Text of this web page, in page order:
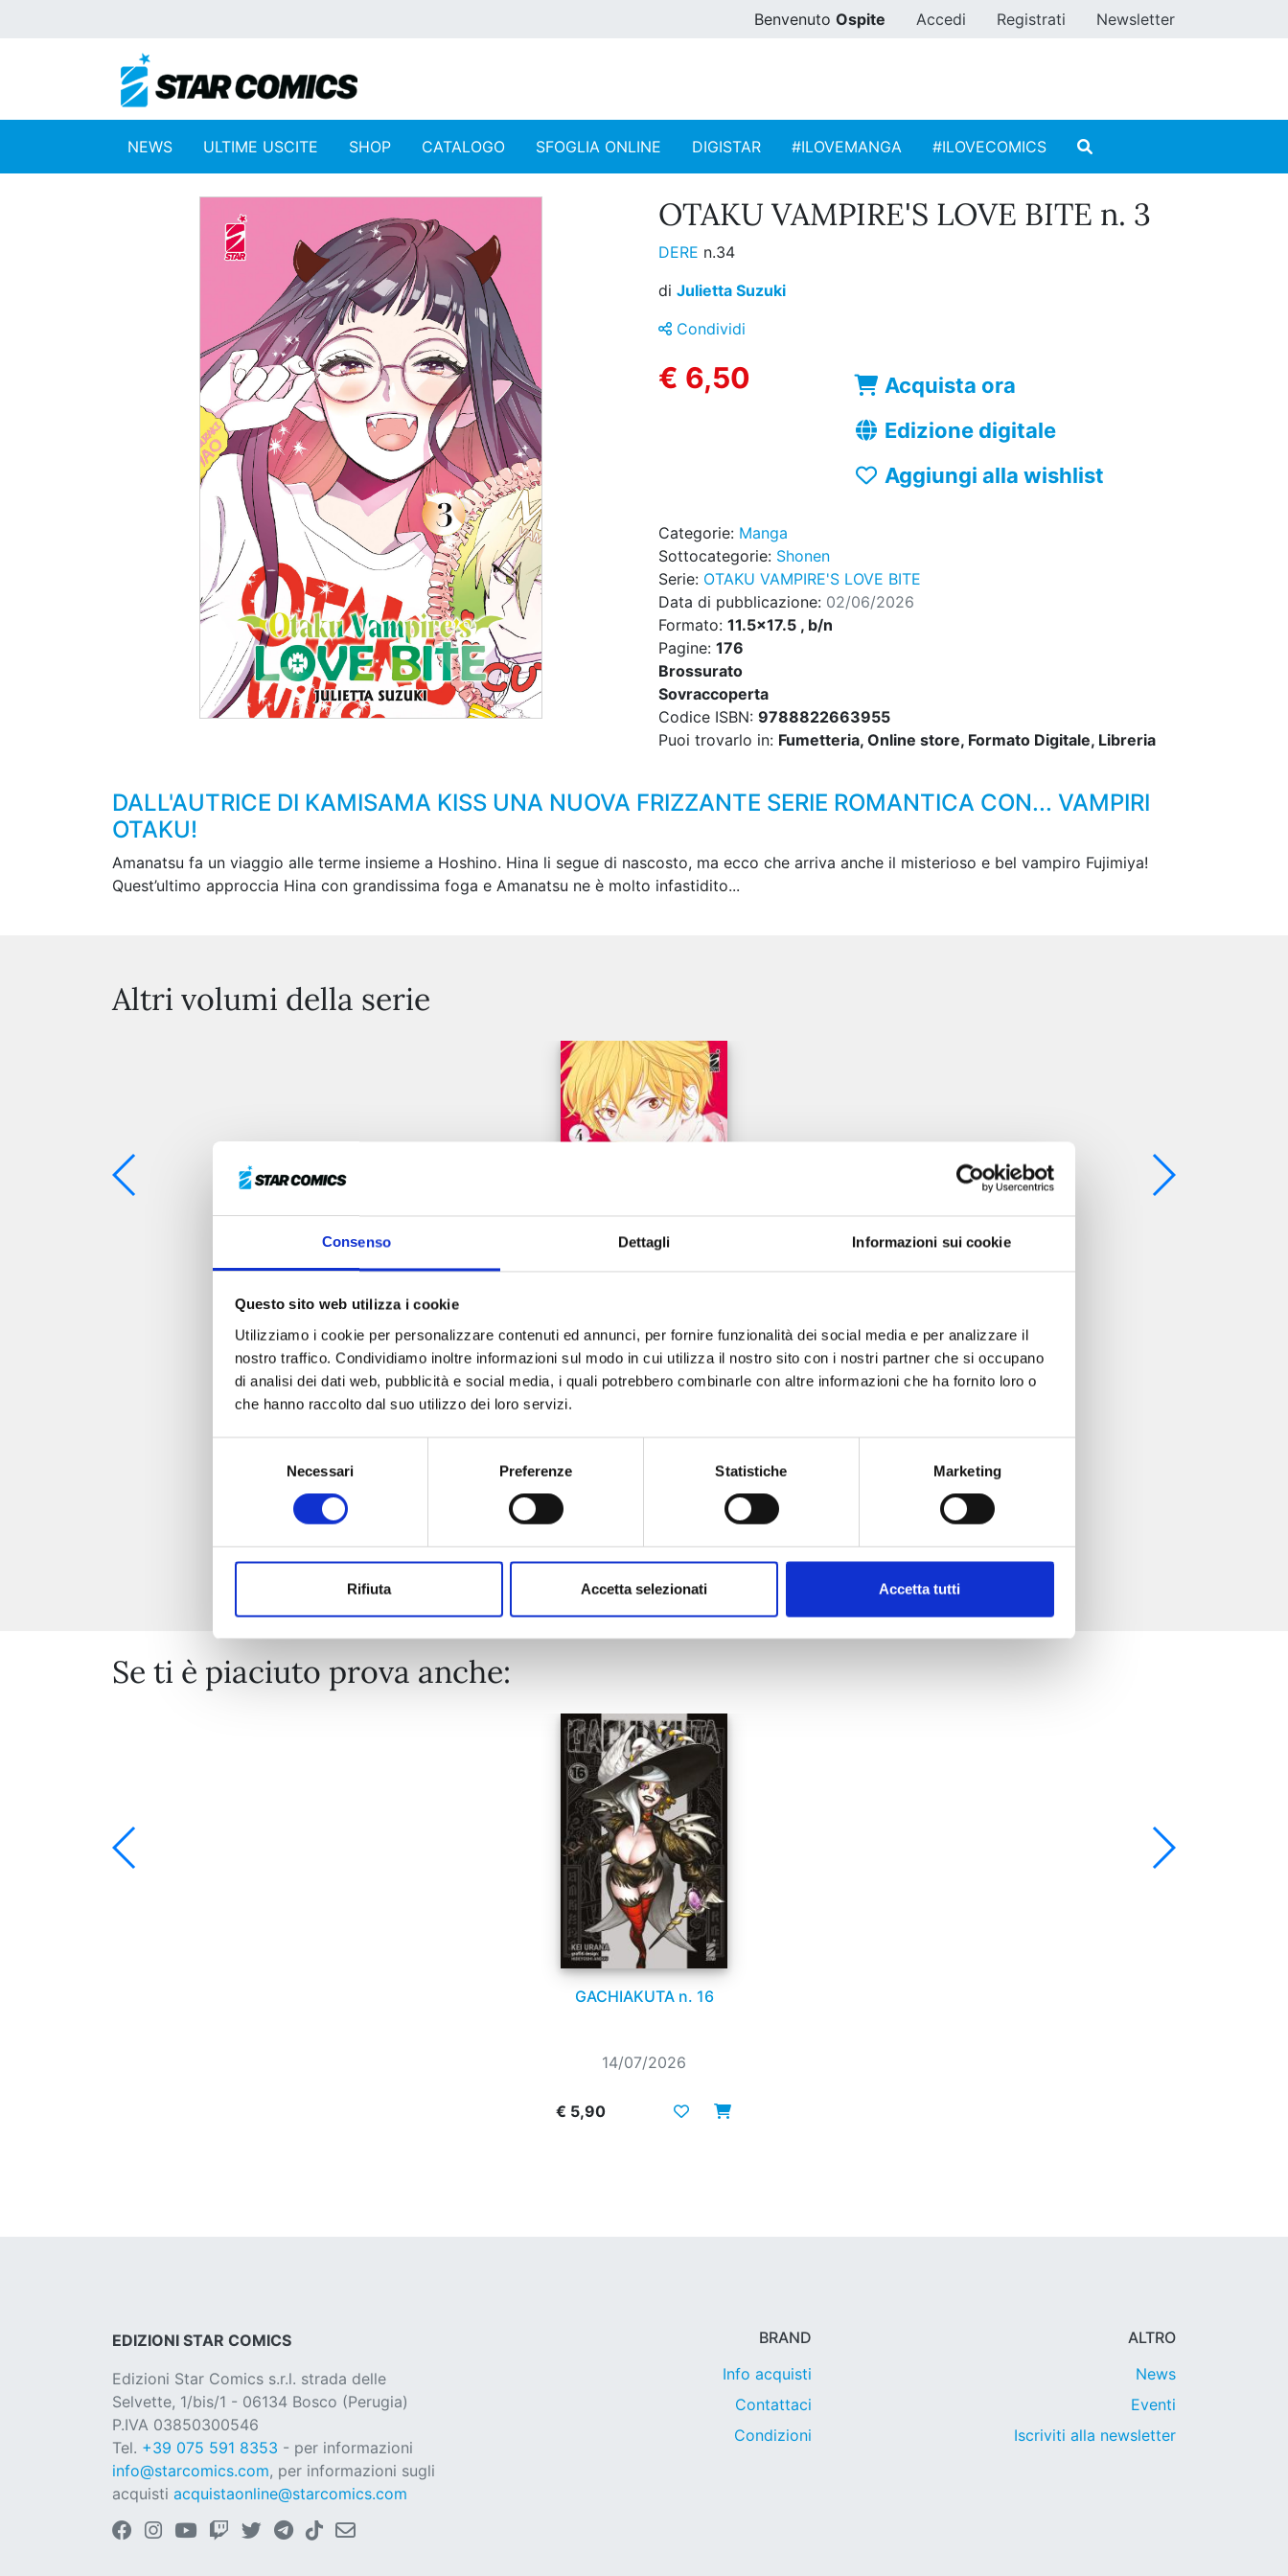
Consenso Dettagli Informazioni sui cookie
Questo sito web utilizza i cookie
Utilizziamo i cookie per personalizzare contenuti ed annunci, per fornire funzionalità dei social media e per analizzare il
nostro traffico. Condividiamo inoltre informazioni sul modo in cui utilizza il nostro sito con i nostri partner che si occupano
di analisi dei dati web, pubblicità e social media, i quali potrebbero combinarle con altre informazioni che ha fornito loro o
che hanno raccolto dal suo utilizzo dei loro servizi.
Necessari Preferenze Statistiche Marketing
Rifiuta Accetta selezionati Accetta tutti
Benvenuto Ospite Accedi Registrati Newsletter
NEWS ULTIME USCITE SHOP CATALOGO SFOGLIA ONLINE DIGISTAR #ILOVEMANGA #ILOVECOMICS
OTAKU VAMPIRE'S LOVE BITE n. 3
DERE n.34
di Julietta Suzuki
Condividi
€ 6,50
Acquista ora
Edizione digitale
Aggiungi alla wishlist
Categorie: Manga
Sottocategorie: Shonen
Serie: OTAKU VAMPIRE'S LOVE BITE
Data di pubblicazione: 02/06/2026
Formato: 11.5x17.5 , b/n
Pagine: 176
Brossurato
Sovraccoperta
Codice ISBN: 9788822663955
Puoi trovarlo in: Fumetteria, Online store, Formato Digitale, Libreria
DALL'AUTRICE DI KAMISAMA KISS UNA NUOVA FRIZZANTE SERIE ROMANTICA CON... VAMPIRI
OTAKU!
Amanatsu fa un viaggio alle terme insieme a Hoshino. Hina li segue di nascosto, ma ecco che arriva anche il misterioso e bel vampiro Fujimiya!
Quest’ultimo approccia Hina con grandissima foga e Amanatsu ne è molto infastidito...
Altri volumi della serie
01/09/2026
€ 6,50
Mostra tutto
Se ti è piaciuto prova anche:
GACHIAKUTA n. 16
14/07/2026
€ 5,90
EDIZIONI STAR COMICS
Edizioni Star Comics s.r.l. strada delle
Selvette, 1/bis/1 - 06134 Bosco (Perugia)
P.IVA 03850300546
Tel. +39 075 591 8353 - per informazioni
info@starcomics.com, per informazioni sugli
acquisti acquistaonline@starcomics.com
BRAND
Info acquisti
Contattaci
Condizioni
ALTRO
News
Eventi
Iscriviti alla newsletter